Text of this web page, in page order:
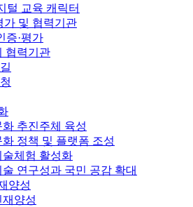
털 교육 캐릭터
가 및 협력기관
증·평가
협력기관
추진주체 육성
정책 및 플랫폼 조성
술체험 활성화
연구성과 국민 공감 확대
양성
양성